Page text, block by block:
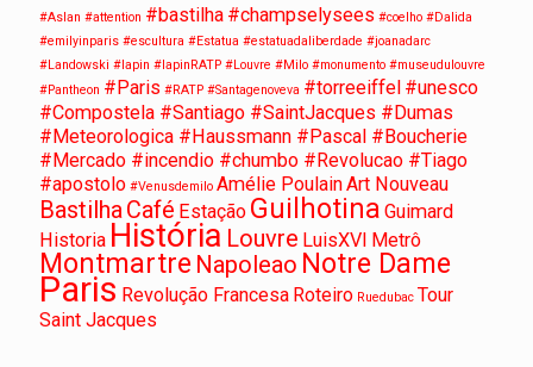
#Aslan #attention #bastilha #champselysees #coelho #Dalida
#emilyinparis #escultura #Estatua #estatuadaliberdade #joanadarc
#Landowski #lapin #lapinRATP #Louvre #Milo #monumento #museudulouvre
#Pantheon #Paris #RATP #Santagenoveva #torreeiffel #unesco
#Compostela #Santiago #SaintJacques #Dumas
#Meteorologica #Haussmann #Pascal #Boucherie
#Mercado #incendio #chumbo #Revolucao #Tiago
#apostolo #Venusdemilo Amélie PoulainArt Nouveau
Bastilha Café Estação Guilhotina Guimard
Historia História Louvre LuisXVI Metrô
Montmartre Napoleao Notre Dame
Paris Revolução Francesa Roteiro Ruedubac Tour
Saint Jacques